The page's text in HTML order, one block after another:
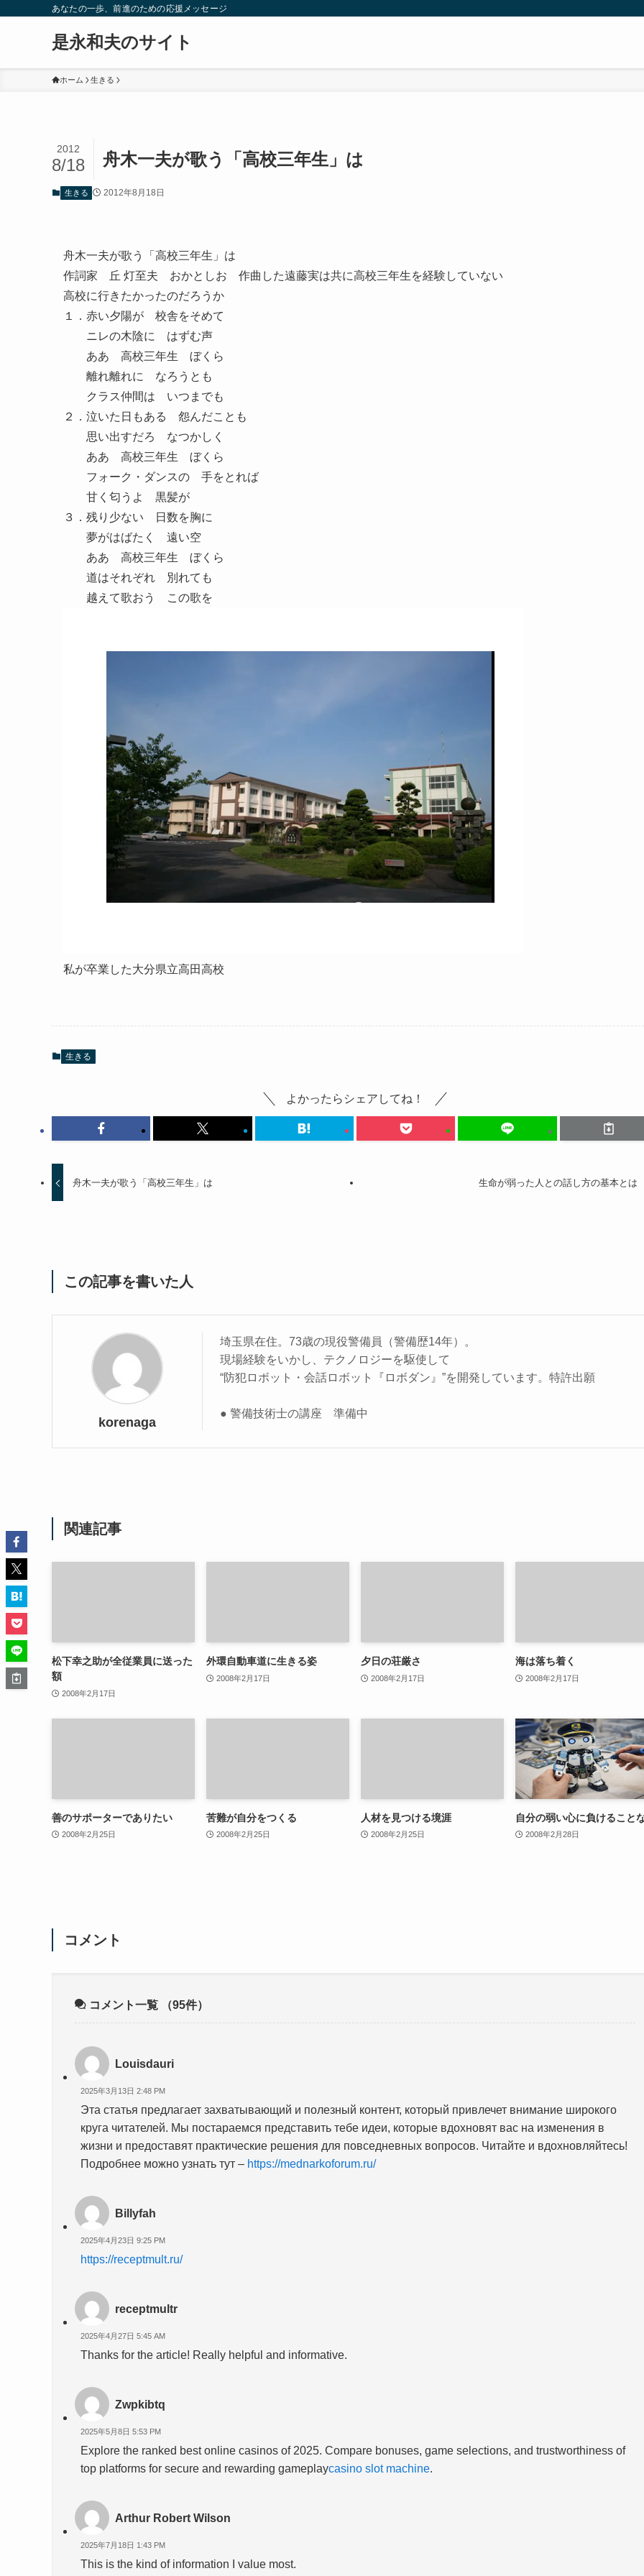
あなたの一歩、前進のための応援メッセージ
是永和夫のサイト
ホーム 生きる
舟木一夫が歌う「高校三年生」は
2012
8/18
生きる 2012年8月18日
舟木一夫が歌う「高校三年生」は
作詞家 丘 灯至夫 おかとしお 作曲した遠藤実は共に高校三年生を経験していない
高校に行きたかったのだろうか
１．赤い夕陽が 校舎をそめて
ニレの木陰に はずむ声
ああ 高校三年生 ぼくら
離れ離れに なろうとも
クラス仲間は いつまでも
２．泣いた日もある 怨んだことも
思い出すだろ なつかしく
ああ 高校三年生 ぼくら
フォーク・ダンスの 手をとれば
甘く匂うよ 黒髪が
３．残り少ない 日数を胸に
夢がはばたく 遠い空
ああ 高校三年生 ぼくら
道はそれぞれ 別れても
越えて歌おう この歌を
私が卒業した大分県立高田高校
生きる
よかったらシェアしてね！
舟木一夫が歌う「高校三年生」は 生命が弱った人との話し方の基本とは
この記事を書いた人
korenaga
埼玉県在住。73歳の現役警備員（警備歴14年）。
現場経験をいかし、テクノロジーを駆使して
“防犯ロボット・会話ロボット『ロボダン』”を開発しています。特許出願
● 警備技術士の講座 準備中
関連記事
松下幸之助が全従業員に送った
額
2008年2月17日
外環自動車道に生きる姿
2008年2月17日
夕日の荘厳さ
2008年2月17日
海は落ち着く
2008年2月17日
善のサポーターでありたい
2008年2月25日
苦難が自分をつくる
2008年2月25日
人材を見つける境涯
2008年2月25日
自分の弱い心に負けること
2008年2月28日
コメント
コメント一覧 （95件）
Louisdauri
2025年3月13日 2:48 PM
Эта статья предлагает захватывающий и полезный контент, который привлечет внимание широкого
круга читателей. Мы постараемся представить тебе идеи, которые вдохновят вас на изменения в
жизни и предоставят практические решения для повседневных вопросов. Читайте и вдохновляйтесь!
Подробнее можно узнать тут – https://mednarkoforum.ru/
Billyfah
2025年4月23日 9:25 PM
https://receptmult.ru/
receptmultr
2025年4月27日 5:45 AM
Thanks for the article! Really helpful and informative.
Zwpkibtq
2025年5月8日 5:53 PM
Explore the ranked best online casinos of 2025. Compare bonuses, game selections, and trustworthiness of
top platforms for secure and rewarding gameplaycasino slot machine.
Arthur Robert Wilson
2025年7月18日 1:43 PM
This is the kind of information I value most.